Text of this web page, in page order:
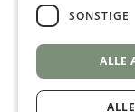
SONSTIGE
ALLE